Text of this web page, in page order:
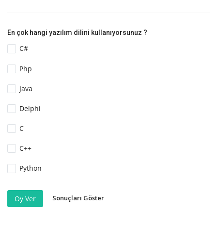
En çok hangi yazılım dilini kullanıyorsunuz ?
C#
Php
Java
Delphi
C
C++
Python
Oy Ver Sonuçları Göster